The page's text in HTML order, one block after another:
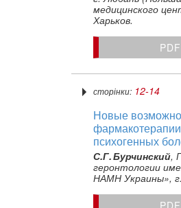
медицинского
Харьков.
сторінки: 12-14
Новые
психогенных
С.Г. Бурчинский,
геронтологии
НАМН Украины»,